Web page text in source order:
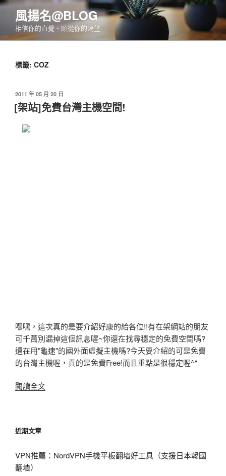
跳
要
風揚名@BLOG
相信你的直覺‧順從你的渴望
標籤: COZ
發
佈
於
2011 年 05 月 20 日
[架站]免費台灣主機空間!
嘿嘿，這次真的是要介紹好康的給各位!!有在架網站的朋友
可千萬別漏掉這個訊息喔~你還在找尋穩定的免費空間嗎?
還在用"龜速"的國外面虛擬主機嗎?今天要介紹的可是免費
的台灣主機喔，真的是免費Free!而且重點是很穩定喔^^
閱讀全文〈[架
灣
主
近期文章
VPN推薦：NordVPN手機平板翻墻好工具（支援日本韓國
翻墻）